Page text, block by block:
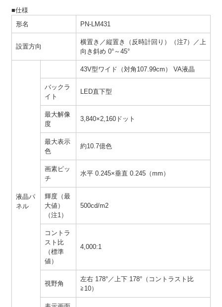
■仕様
形名
PN-LM431
設置方向
横置き／縦置き（反時計回り）（注7）／上
向き斜め 0°～45°
液晶パ
ネル
43V型ワイド（対角107.99cm） VA液晶
バックラ
イト
LED直下型
最大解像
度
3,840×2,160ドット
最大表示
色
約10.7億色
画素ピッ
チ
水平 0.245×垂直 0.245（mm）
輝度（最
大値）
（注1）
500cd/m2
コントラ
スト比
（標準
値）
4,000:1
視野角
左右 178°／上下 178°（コントラスト比
≧10）